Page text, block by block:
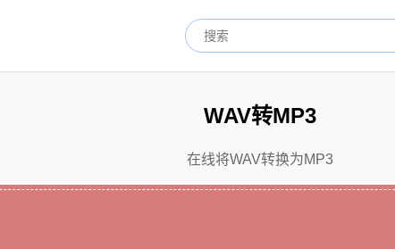
WAV转MP3
在线将WAV转换为MP3